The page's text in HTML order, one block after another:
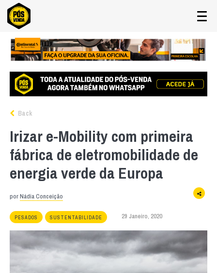
Back
Irizar e-Mobility com primeira
fábrica de eletromobilidade de
energia verde da Europa
porNádia Conceição
PESADOS SUSTENTABILIDADE 29 Janeiro, 2020